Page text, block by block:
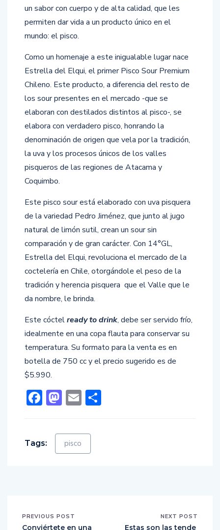
un sabor con cuerpo y de alta calidad, que les
permiten dar vida a un producto único en el
mundo: el pisco.
Como un homenaje a este inigualable lugar nace
Estrella del Elqui, el primer Pisco Sour Premium
Chileno. Este producto, a diferencia del resto de
los sour presentes en el mercado -que se
elaboran con destilados distintos al pisco-, se
elabora con verdadero pisco, honrando la
denominación de origen que vela por la tradición,
la uva y los procesos únicos de los valles
pisqueros de las regiones de Atacama y
Coquimbo.
Este pisco sour está elaborado con uva pisquera
de la variedad Pedro Jiménez, que junto al jugo
natural de limón sutil, crean un sour sin
comparación y de gran carácter. Con 14°GL,
Estrella del Elqui, revoluciona el mercado de la
coctelería en Chile, otorgándole el peso de la
tradición y herencia pisquera que el Valle que le
da nombre, le brinda.
Este cóctelready to drink, debe ser servido frío,
idealmente en una copa flauta para conservar su
temperatura. Su formato para la venta es en
botella de 750 cc y el precio sugerido es de
$5.990.
Facebook
Mastodon
Email
Tags: pisco
PREVIOUS POST
Conviértete en una
NEXT POST
Estas son las tende